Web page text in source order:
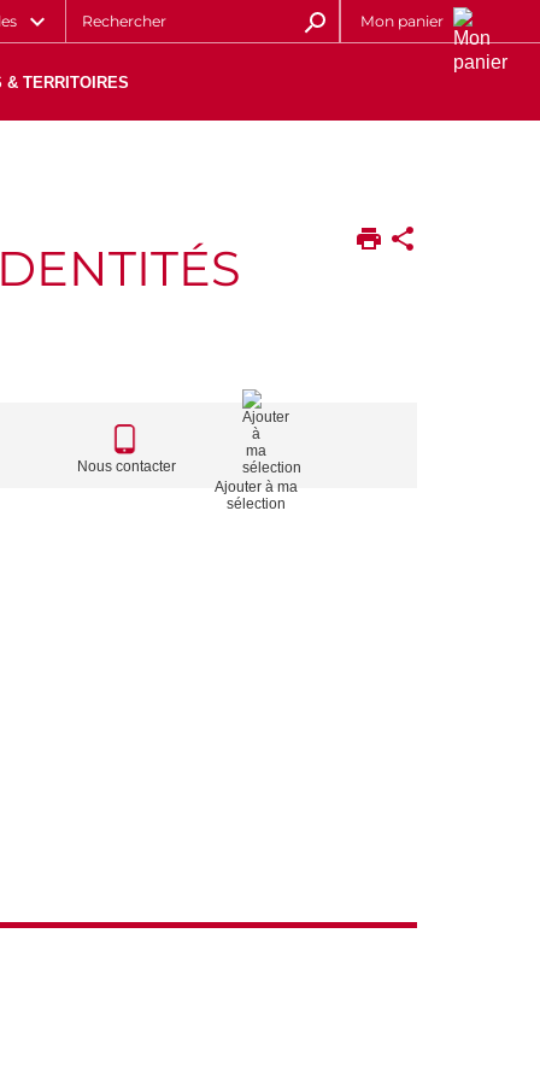
Mon panier
& TERRITOIRES
CALL
TO
ACTIONS
Nous contacter
Ajouter à ma
sélection